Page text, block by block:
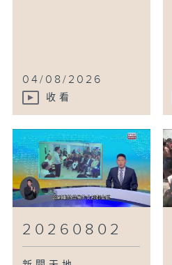
04/08/2026
收看
20260802